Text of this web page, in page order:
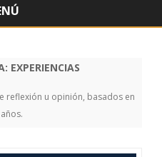
EXPERIENCIAS
reflexión u opinión, basados en